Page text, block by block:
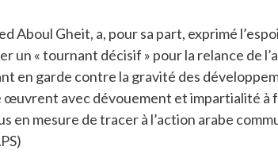
Aboul Gheit, a, pour sa part, exprimé
un « tournant décisif » pour la relance de
en garde contre la gravité des
avec dévouement et impartialité à
mesure de tracer à l’action arabe